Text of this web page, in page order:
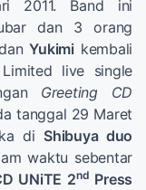
2011. Band ini
dan 3 orang
Yukimi kembali
live single
Greeting CD
tanggal 29 Maret
di Shibuya duo
waktu sebentar
UNiTE 2nd Press